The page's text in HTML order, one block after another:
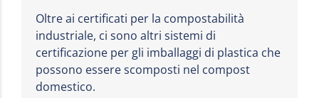
Oltre ai certificati per la compostabilità
industriale, ci sono altri sistemi di
certificazione per gli imballaggi di plastica che
possono essere scomposti nel compost
domestico.